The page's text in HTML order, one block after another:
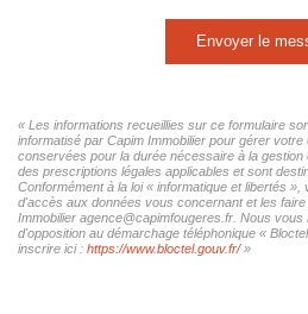
Envoyer le
« Les informations recueillies sur ce formulaire
informatisé par Capim Immobilier pour gérer
conservées pour la durée nécessaire à la
des prescriptions légales applicables et sont
Conformément à la loi « informatique et libertés
d'accès aux données vous concernant et les
Immobilier agence@capimfougeres.fr. Nous
d'opposition au démarchage téléphonique «
inscrire ici : https://www.bloctel.gouv.fr/»